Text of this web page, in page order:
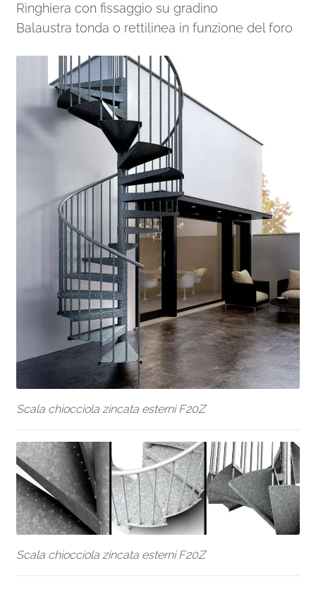
Ringhiera con fissaggio su gradino
Balaustra tonda o rettilinea in funzione del foro
Scala chiocciola zincata esterni F20Z
Scala chiocciola zincata esterni F20Z